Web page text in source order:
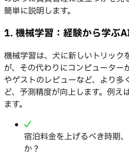
簡単に説明します。
1. 機械学習：経験から学ぶ
機械学習は、犬に新しいトリック
が、その代わりにコンピューター
やゲストのレビューなど、より多
ど、予測精度が向上します。例え
ます。
宿泊料金を上げるべき時期
か？